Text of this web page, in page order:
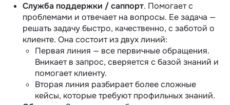
Служба поддержки / саппорт. Помогает с
проблемами и отвечает на вопросы. Ее задача —
решать задачу быстро, качественно, с заботой о
клиенте. Она состоит из двух линий:
Первая линия — все первичные обращения.
Вникает в запрос, сверяется с базой знаний и
помогает клиенту.
Вторая линия разбирает более сложные
кейсы, которые требуют профильных знаний.